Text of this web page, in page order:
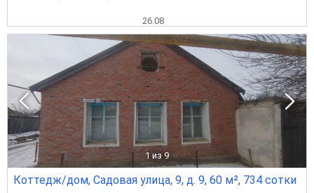
26.08
1 из 9
Коттедж/дом, Садовая улица, 9, д. 9, 60 м², 734 сотки